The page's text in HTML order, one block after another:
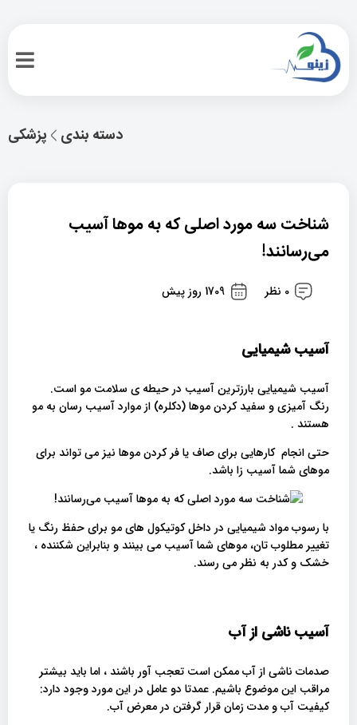
پزشکی دسته بندی
شناخت سه مورد اصلی که به موها آسیب
می‌رسانند!
0 نظر 1709 روز پیش
آسیب شیمیایی
آسیب شیمیایی بارزترین آسیب در حیطه ی سلامت مو است.
رنگ آمیزی و سفید کردن موها (دکلره) از موارد آسیب رسان به مو
هستند .
حتی انجام کارهایی برای صاف یا فر کردن موها نیز می تواند برای
موهای شما آسیب زا باشد.
با رسوب مواد شیمیایی در داخل کوتیکول های مو برای حفظ رنگ یا
تغییر مطلوب تان، موهای شما آسیب می بینند و بنابراین شکننده ،
خشک و کدر به نظر می رسند.
آسیب ناشی از آب
صدمات ناشی از آب ممکن است تعجب آور باشند ، اما باید بیشتر
مراقب این موضوع باشیم. عمدتا دو عامل در این مورد وجود دارد:
کیفیت آب و مدت زمان قرار گرفتن در معرض آب.